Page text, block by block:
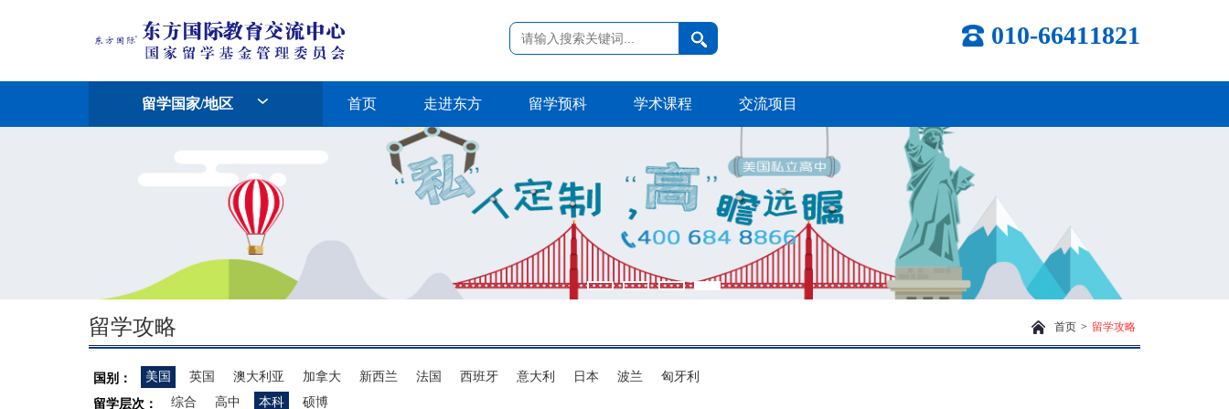
010-66411821
留学国家/地区 首页 走进东方 留学预科 学术课程 交流项目
留学攻略 首页 > 留学攻略
国别： 美国 英国 澳大利亚 加拿大 新西兰 法国 西班牙 意大利 日本 波兰
匈牙利
留学层次：
综合 高中 本科 硕博